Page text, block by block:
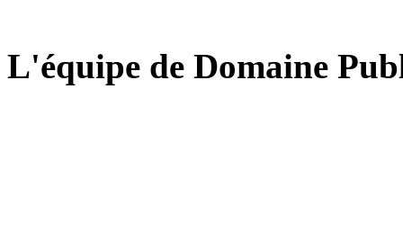
L'équipe de Domaine